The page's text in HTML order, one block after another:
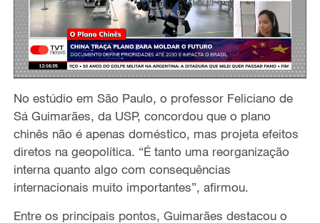
No estúdio em São Paulo, o professor Feliciano de
Sá Guimarães, da USP, concordou que o plano
chinês não é apenas doméstico, mas projeta efeitos
diretos na geopolítica. “É tanto uma reorganização
interna quanto algo com consequências
internacionais muito importantes”, afirmou.
Entre os principais pontos, Guimarães destacou o